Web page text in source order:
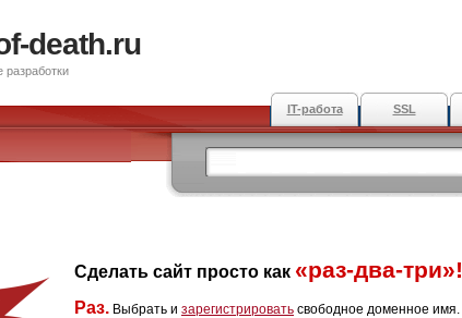
death.ru
разработки
IT-работа SSL
Сделать сайт просто как «раз-два-три»!
Раз. Выбрать и зарегистрировать свободное доменное имя.